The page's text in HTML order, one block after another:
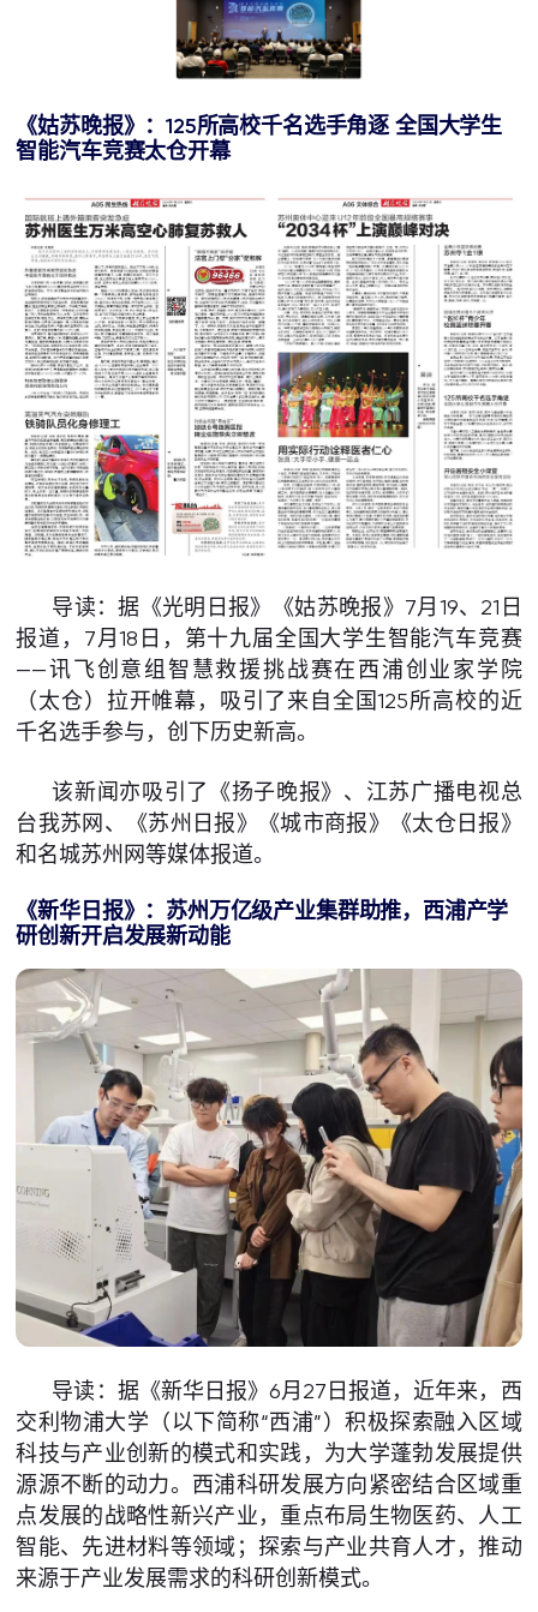
《姑苏晚报》：125所高校千名选手角逐 全国大学生
智能汽车竞赛太仓开幕
导读：据《光明日报》《姑苏晚报》7月19、21日
报道，7月18日，第十九届全国大学生智能汽车竞赛
——讯飞创意组智慧救援挑战赛在西浦创业家学院
（太仓）拉开帷幕，吸引了来自全国125所高校的近
千名选手参与，创下历史新高。
该新闻亦吸引了《扬子晚报》、江苏广播电视总
台我苏网、《苏州日报》《城市商报》《太仓日报》
和名城苏州网等媒体报道。
《新华日报》 ：苏州万亿级产业集群助推，西浦产学
研创新开启发展新动能
导读：据《新华日报》6月27日报道，近年来，西
交利物浦大学（以下简称“西浦”）积极探索融入区域
科技与产业创新的模式和实践，为大学蓬勃发展提供
源源不断的动力。西浦科研发展方向紧密结合区域重
点发展的战略性新兴产业，重点布局生物医药、人工
智能、先进材料等领域；探索与产业共育人才，推动
来源于产业发展需求的科研创新模式。